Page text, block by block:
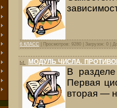
6 КЛАСС | Просмотров: 9280 | Загрузок: 0 |
МОДУЛЬ ЧИСЛА.
В раздел
Первая
вторая —